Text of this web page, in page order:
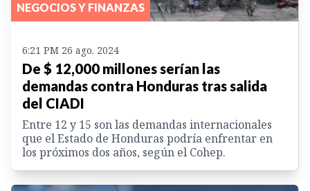
NEGOCIOS Y FINANZAS
6:21 PM 26 ago. 2024
De $ 12,000 millones serían las
demandas contra Honduras tras salida
del CIADI
Entre 12 y 15 son las demandas internacionales
que el Estado de Honduras podría enfrentar en
los próximos dos años, según el Cohep.